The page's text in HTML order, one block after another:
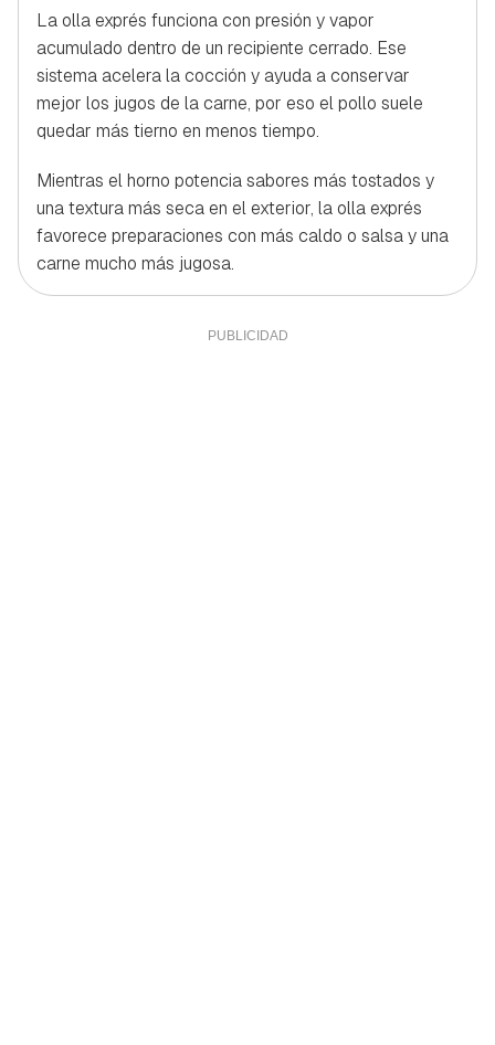
La olla exprés funciona con presión y vapor
acumulado dentro de un recipiente cerrado. Ese
sistema acelera la cocción y ayuda a conservar
mejor los jugos de la carne, por eso el pollo suele
quedar más tierno en menos tiempo.
Mientras el horno potencia sabores más tostados y
una textura más seca en el exterior, la olla exprés
favorece preparaciones con más caldo o salsa y una
carne mucho más jugosa.